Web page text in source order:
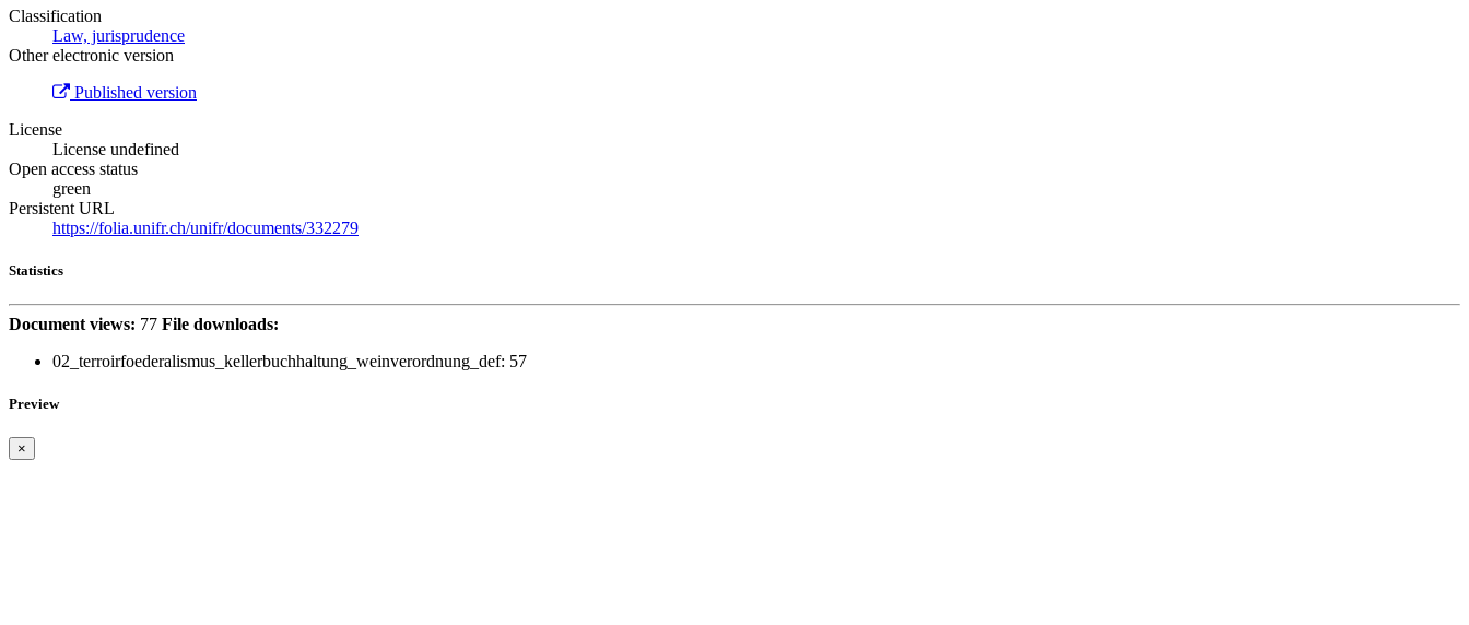
Classification
Law, jurisprudence
Other electronic version
Published version
License
License undefined
Open access status
green
Persistent URL
https://folia.unifr.ch/unifr/documents/332279
Statistics
Document views: 77 File downloads:
02_terroirfoederalismus_kellerbuchhaltung_weinverordnung_def: 57
Preview
×